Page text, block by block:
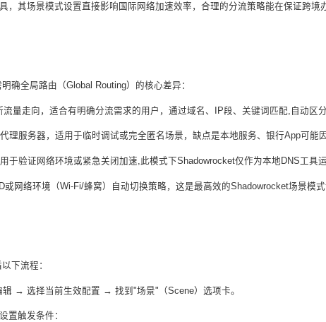
，其场景模式设置直接影响国际网络加速效率，合理的分流策略能在保证跨境
确全局路由（Global Routing）的核心差异：
量走向，适合有明确分流需求的用户，通过域名、IP段、关键词匹配,自动区
理服务器，适用于临时调试或完全匿名场景，缺点是本地服务、银行App可能
于验证网络环境或紧急关闭加速,此模式下Shadowrocket仅作为本地DNS工具运
或网络环境（Wi-Fi/蜂窝）自动切换策略，这是最高效的Shadowrocket场景模式
下流程：
→ 选择当前生效配置 → 找到"场景"（Scene）选项卡。
置触发条件：